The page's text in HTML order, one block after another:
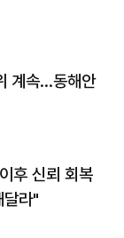
계속…동해안
후 신뢰 회복
라"